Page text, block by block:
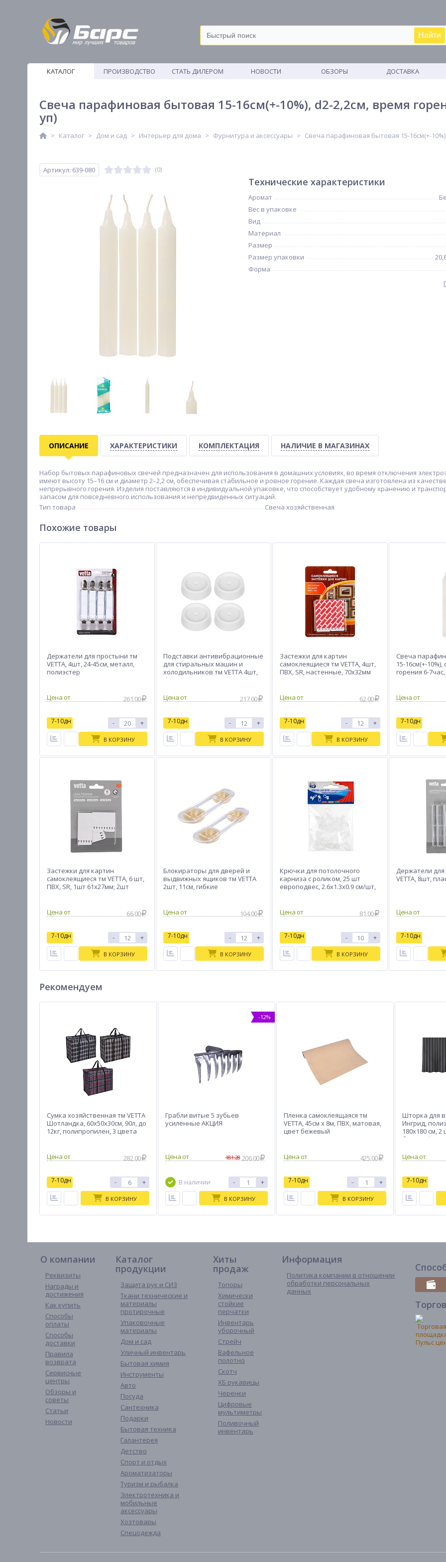
Найти
КАТАЛОГ
ПРОИЗВОДСТВО
СТАТЬ ДИЛЕРОМ НОВОСТИ ОБЗОРЫ ДОСТАВКА
Свеча парафиновая бытовая 15-16см(+-10%), d2-2,2см, время
уп)
Каталог Дом и сад Интерьер для дома Фурнитура и аксессуары Свеча парафиновая бытовая 15-16см(+-
Артикул: 639-080 (0)
Технические характеристики
Аромат
Вес в упаковке
Вид
Материал
Размер
Размер упаковки
Форма
ОПИСАНИЕ ХАРАКТЕРИСТИКИ КОМПЛЕКТАЦИЯ НАЛИЧИЕ В МАГАЗИНАХ
Набор бытовых парафиновых свечей предназначен для использования в домашних условиях, во время отключения
имеют высоту 15–16 см и диаметр 2–2,2 см, обеспечивая стабильное и ровное горение. Каждая свеча изготовлена из
непрерывного горения. Изделия поставляются в индивидуальной упаковке, что способствует удобному хранению и
запасом для повседневного использования и непредвиденных ситуаций.
Тип товара
Свеча хозяйственная
Похожие товары
Держатели для простыни тм
VETTA, 4шт, 24-45см, металл,
полиэстер
Цена от 261.00
7-10дн - +
В КОРЗИНУ
Подставки антивибрационные
для стиральных машин и
холодильников тм VETTA 4шт,
d45х20мм, резина
Цена от
217.00
7-10дн - +
В КОРЗИНУ
Застежки для картин
самоклеящиеся тм VETTA, 4шт,
ПВХ, SR, настенные, 70х32мм
Цена от 62.00
7-10дн - +
В КОРЗИНУ
Свеча
15-16см(+-
горения 6-
Цена от
7-10дн
Застежки для картин
самоклеящиеся тм VETTA, 6 шт,
ПВХ, SR, 1шт 61х27мм; 2шт
Цена от
66.00
7-10дн - +
В КОРЗИНУ
Блокираторы для дверей и
выдвижных ящиков тм VETTA
2шт, 11см, гибкие
Цена от 104.00
7-10дн - +
В КОРЗИНУ
Крючки для потолочного
карниза с роликом, 25 шт
европодвес, 2.6x1.3x0.9 см/шт,
Цена от
81.00
7-10дн - +
В КОРЗИНУ
Держатели
VETTA, 8шт,
Цена от
7-10дн
Рекомендуем
Сумка хозяйственная тм VETTA
Шотландка, 60х50х30см, 90л, до
12кг, полипропилен, 3 цвета
282.00
7-10дн - +
В КОРЗИНУ
-12%
Грабли витые 5 зубьев
усиленные АКЦИЯ
181.28 206.00
В наличии - +
В КОРЗИНУ
Пленка самоклеящаяся тм
VETTA, 45см x 8м, ПВХ, матовая,
цвет бежевый
425.00
7-10дн - +
В КОРЗИНУ
Шторка для
Ингрид,
180x180 см,
бежевый
7-10дн
О компании
Реквизиты
Награды и
достижения
Как купить
Способы
оплаты
Способы
доставки
Правила
возврата
Сервисные
центры
Обзоры и
советы
Статьи
Новости
Каталог
продукции
Защита рук и СИЗ
Ткани технические и
материалы
протирочные
Упаковочные
материалы
Дом и сад
Уличный инвентарь
Бытовая химия
Инструменты
Авто
Посуда
Сантехника
Подарки
Бытовая техника
Галантерея
Детство
Спорт и отдых
Ароматизаторы
Туризм и рыбалка
Электротехника и
мобильные
аксессуары
Хозтовары
Спецодежда
Хиты
продаж
Топоры
Химически
стойкие
перчатки
Инвентарь
уборочный
Стрейч
Вафельное
полотно
Скотч
ХБ рукавицы
Черенки
Цифровые
мультиметры
Поливочный
инвентарь
Информация
Политика компании в отношении
обработки персональных
данных